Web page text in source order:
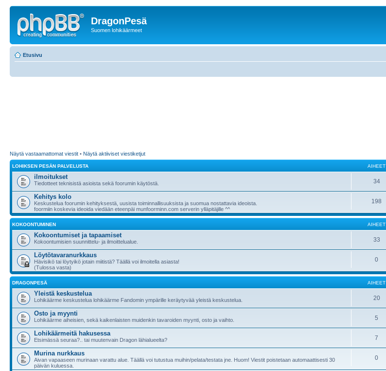
DragonPesä
Suomen lohikäärmeet
Etusivu
Näytä vastaamattomat viestit • Näytä aktiiviset viestiketjut
LOHIKSEN PESÄN PALVELUSTA AIHEET
ilmoitukset
Tiedotteet teknisistä asioista sekä foorumin käytöstä. 34
Kehitys kolo
Keskustelua foorumin kehityksestä, uusista toiminnallisuuksista ja suomua nostattavia ideoista.
foormiin koskevia ideoida viedään eteenpäi munfoorminn.com serverin ylläpitäjille ^^
198
KOKOONTUMINEN AIHEET
Kokoontumiset ja tapaamiset
Kokoontumisien suunnittelu- ja ilmoittelualue. 33
Löytötavaranurkkaus
Hävisikö tai löytyikö jotain miitistä? Täällä voi ilmoitella asiasta!
(Tulossa vasta)
0
DRAGONPESÄ AIHEET
Yleistä keskustelua
Lohikäärme keskustelua lohikäärme Fandomin ympärille keräytyvää yleistä keskustelua. 20
Osto ja myynti
Lohikäärme aiheisien, sekä kaikenlaisten muidenkin tavaroiden myynti, osto ja vaihto. 5
Lohikäärmeitä hakusessa
Etsimässä seuraa?.. tai muutenvain Dragon lähialueelta? 7
Murina nurkkaus
Aivan vapaaseen murinaan varattu alue. Täällä voi tutustua muihin/pelata/testata jne. Huom! Viestit poistetaan automaattisesti 30
päivän kuluessa.
0